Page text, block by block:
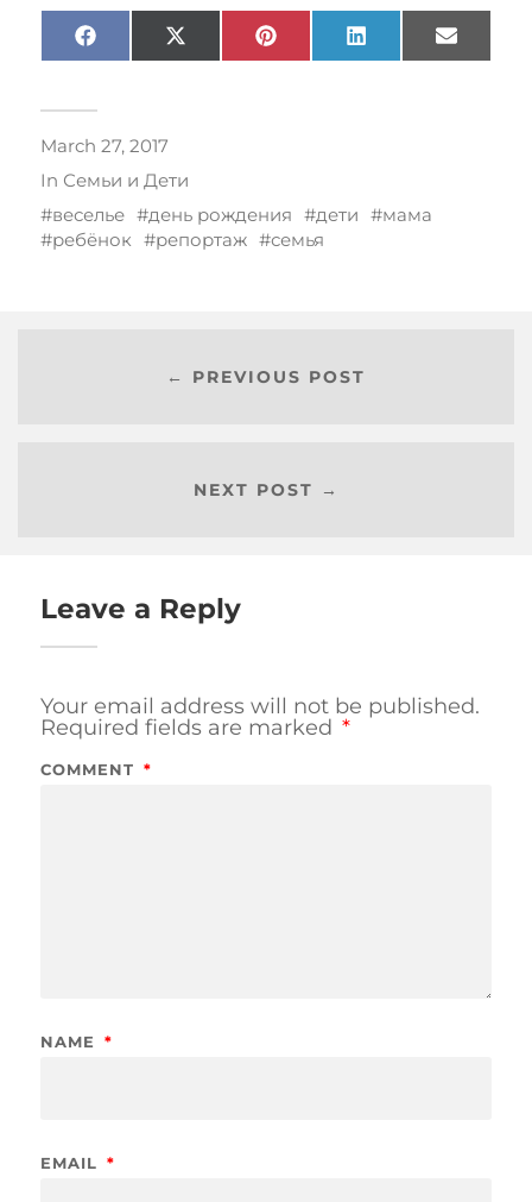
Facebook X
(Twitter)
Pinterest LinkedIn Email
March 27, 2017
In Семьи и Дети
веселье
день рождения дети
мама
ребёнок
репортаж семья
← PREVIOUS POST
NEXT POST →
Leave a Reply
Your email address will not be published.
Required fields are marked *
COMMENT *
NAME *
EMAIL *